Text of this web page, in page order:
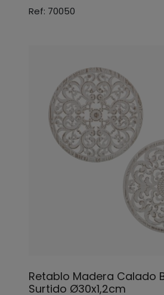
Ref: 70050
Retablo Madera Calado
Surtido Ø30x1,2cm